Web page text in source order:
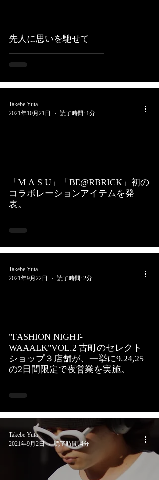
先人に思いを馳せて
「M A S U」「BE@RBRICK」初の
コラボレーションアイテムを発
表。
Takebe Yuta
2021年10月21日
読了時間: 1分
"FASHION NIGHT-
WAAALK"VOL.2 古町のセレクト
ショップ３店舗が、一挙に9.24,25
の2日間限定で夜営業を実施。
Takebe Yuta
2021年9月22日
読了時間: 2分
Takebe Yuta
2021年9月2日
読了時間: 4分